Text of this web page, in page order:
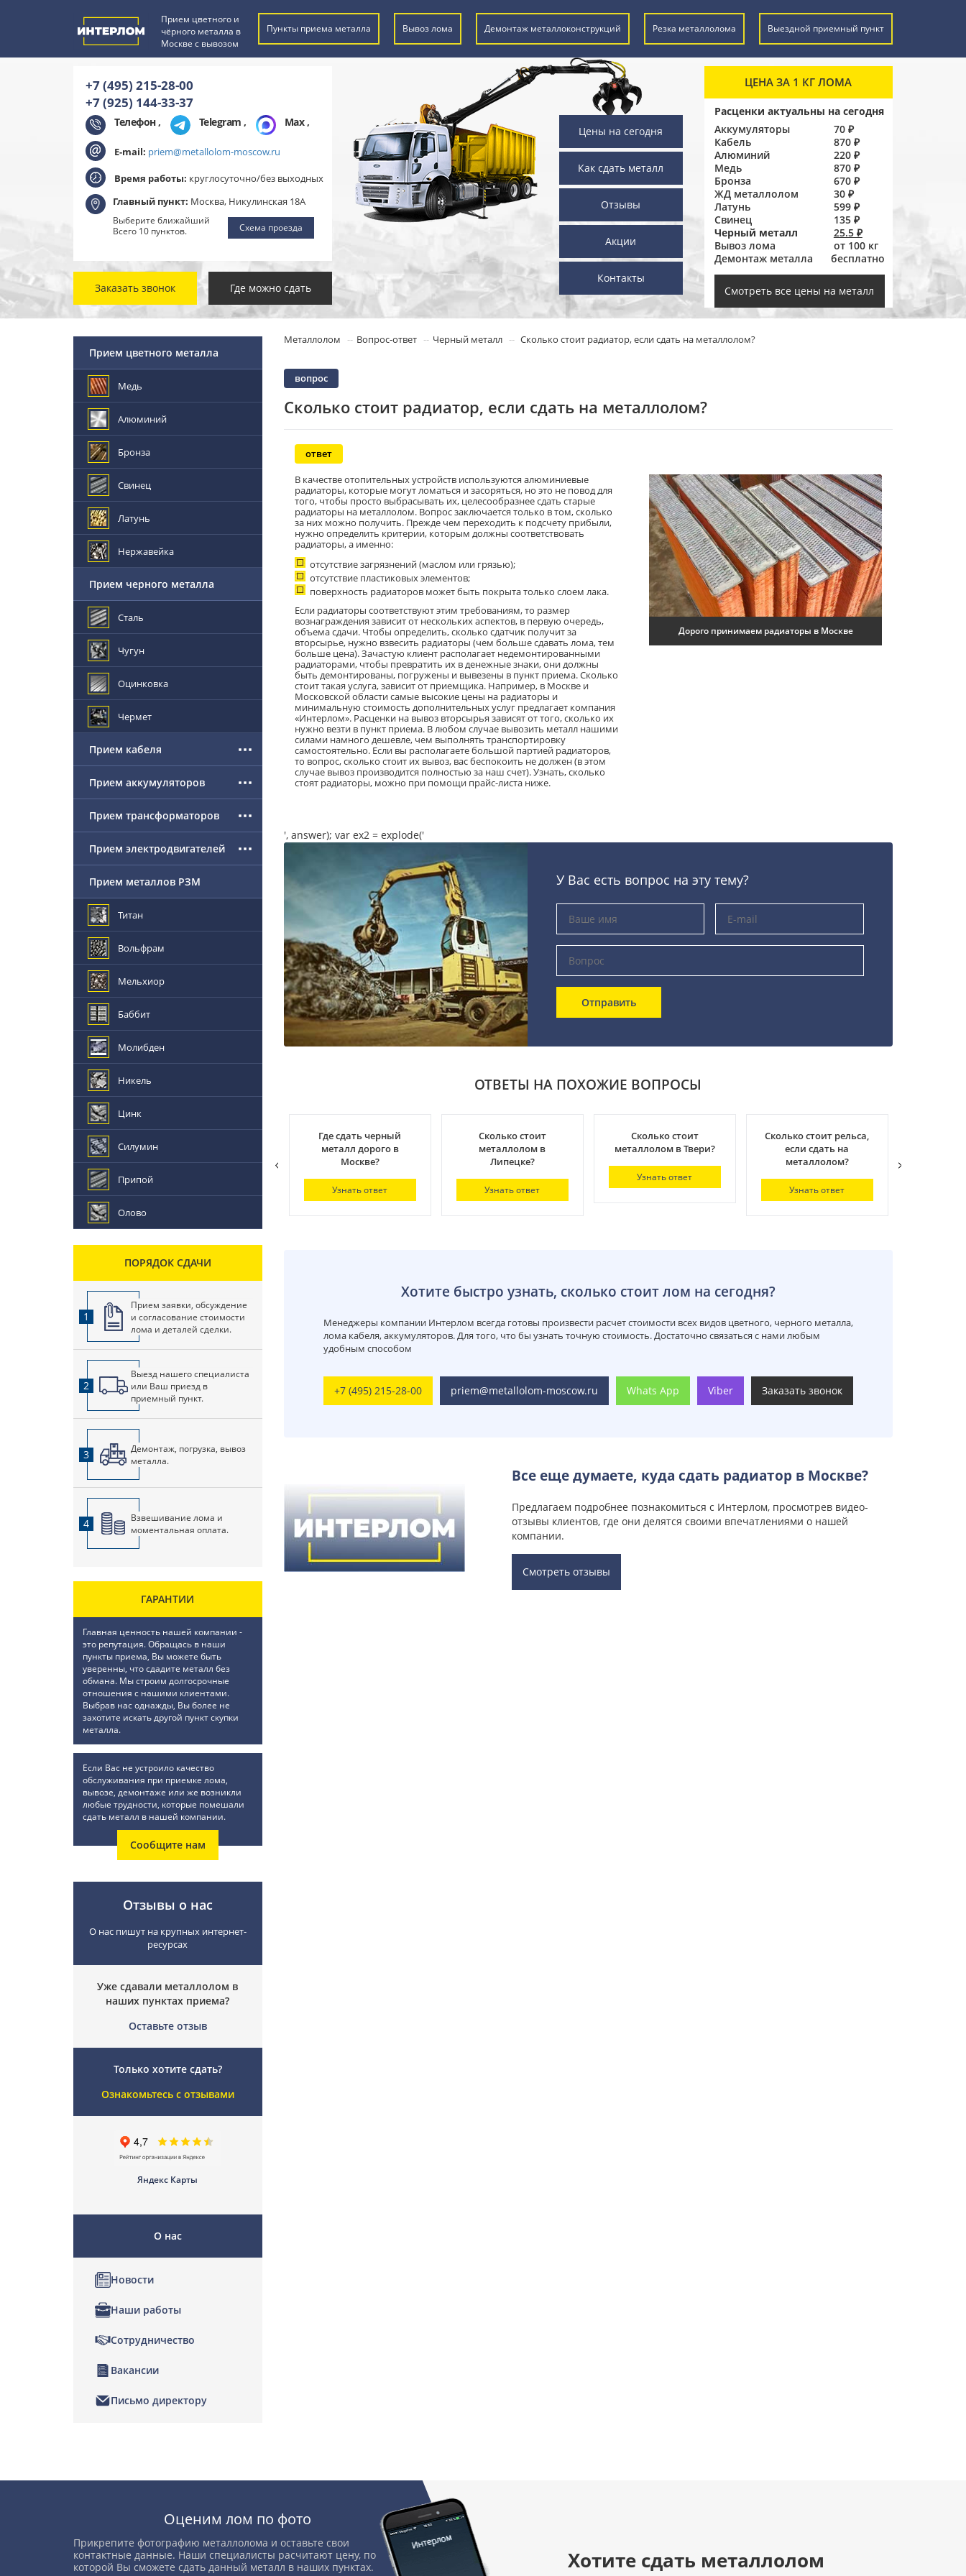
Прием цветного и
чёрного металла в
Москве с вывозом
Пункты приема металла Вывоз лома Демонтаж металлоконструкций Резка металлолома Выездной приемный пункт
+7 (495) 215-28-00
+7 (925) 144-33-37
Телефон , Telegram , Max,
E-mail: priem@metallolom-moscow.ru
Время работы: круглосуточно/без выходных
Главный пункт: Москва, Никулинская 18А
Выберите ближайший
Всего 10 пунктов.
Схема проезда
Заказать звонок Где можно сдать
ЦЕНА ЗА 1 КГ ЛОМА
Расценки актуальны на сегодня
Аккумуляторы
70 ₽
Кабель
870 ₽
Алюминий
220 ₽
Медь
870 ₽
Бронза
670 ₽
ЖД металлолом
30 ₽
Латунь
599 ₽
Свинец
135 ₽
Черный металл
25.5 ₽
Вывоз лома
от 100 кг
Демонтаж металла
бесплатно
Смотреть все цены на металл
Цены на сегодня
Как сдать металл
Отзывы
Акции
Контакты
Металлолом Вопрос-ответ Черный металл Сколько стоит радиатор, если сдать на металлолом?
вопрос
Сколько стоит радиатор, если сдать на металлолом?
ответ
В качестве отопительных устройств используются алюминиевые
радиаторы, которые могут ломаться и засоряться, но это не повод для
того, чтобы просто выбрасывать их, целесообразнее сдать старые
радиаторы на металлолом. Вопрос заключается только в том, сколько
за них можно получить. Прежде чем переходить к подсчету прибыли,
нужно определить критерии, которым должны соответствовать
радиаторы, а именно:
отсутствие загрязнений (маслом или грязью);
отсутствие пластиковых элементов;
поверхность радиаторов может быть покрыта только слоем лака.
Если радиаторы соответствуют этим требованиям, то размер
вознаграждения зависит от нескольких аспектов, в первую очередь,
объема сдачи. Чтобы определить, сколько сдатчик получит за
вторсырье, нужно взвесить радиаторы (чем больше сдавать лома, тем
больше цена). Зачастую клиент располагает недемонтированными
радиаторами, чтобы превратить их в денежные знаки, они должны
быть демонтированы, погружены и вывезены в пункт приема. Сколько
стоит такая услуга, зависит от приемщика. Например, в Москве и
Московской области самые высокие цены на радиаторы и
минимальную стоимость дополнительных услуг предлагает компания
«Интерлом». Расценки на вывоз вторсырья зависят от того, сколько их
нужно везти в пункт приема. В любом случае вывозить металл нашими
силами намного дешевле, чем выполнять транспортировку
самостоятельно. Если вы располагаете большой партией радиаторов,
то вопрос, сколько стоит их вывоз, вас беспокоить не должен (в этом
случае вывоз производится полностью за наш счет). Узнать, сколько
стоят радиаторы, можно при помощи прайс-листа ниже.
Дорого принимаем радиаторы в Москве
', answer); var ex2 = explode('
У Вас есть вопрос на эту тему?
Отправить
ОТВЕТЫ НА ПОХОЖИЕ ВОПРОСЫ
Сколько стоит рельса,
металлолом?
радиатор, если сдать
на металлолом?
Где сдать черный
металл дорого в
Москве?
Узнать ответ
Сколько стоит
металлолом в
Липецке?
Узнать ответ
Сколько стоит
металлолом в Твери?
Узнать ответ
Сколько стоит рельса,
если сдать на
металлолом?
Узнать ответ
Хотите быстро узнать, сколько стоит лом на сегодня?
Менеджеры компании Интерлом всегда готовы произвести расчет стоимости всех видов цветного, черного металла,
лома кабеля, аккумуляторов. Для того, что бы узнать точную стоимость. Достаточно связаться с нами любым
удобным способом
+7 (495) 215-28-00 priem@metallolom-moscow.ru Whats App Viber Заказать звонок
Все еще думаете, куда сдать радиатор в Москве?
Предлагаем подробнее познакомиться с Интерлом, просмотрев видео-
отзывы клиентов, где они делятся своими впечатлениями о нашей
компании.
Смотреть отзывы
Прием цветного металла
Медь
Алюминий
Бронза
Свинец
Латунь
Нержавейка
Прием черного металла
Сталь
Чугун
Оцинковка
Чермет
Прием кабеля
Прием аккумуляторов
Прием трансформаторов
Прием электродвигателей
Прием металлов РЗМ
Титан
Вольфрам
Мельхиор
Баббит
Молибден
Никель
Цинк
Силумин
Припой
Олово
ПОРЯДОК СДАЧИ
1
Прием заявки, обсуждение
и согласование стоимости
лома и деталей сделки.
2
Выезд нашего специалиста
или Ваш приезд в
приемный пункт.
3
Демонтаж, погрузка, вывоз
металла.
4
Взвешивание лома и
моментальная оплата.
ГАРАНТИИ
Главная ценность нашей компании -
это репутация. Обращась в наши
пункты приема, Вы можете быть
уверенны, что сдадите металл без
обмана. Мы строим долгосрочные
отношения с нашими клиентами.
Выбрав нас однажды, Вы более не
захотите искать другой пункт скупки
металла.
Если Вас не устроило качество
обслуживания при приемке лома,
вывозе, демонтаже или же возникли
любые трудности, которые помешали
сдать металл в нашей компании.
Сообщите нам
Отзывы о нас
О нас пишут на крупных интернет-
ресурсах
Уже сдавали металлолом в
наших пунктах приема?
Оставьте отзыв
Только хотите сдать?
Ознакомьтесь с отзывами
Яндекс Карты
О нас
Новости
Наши работы
Сотрудничество
Вакансии
Письмо директору
Хотите сдать металлолом
Оценим лом по фото
Прикрепите фотографию металлолома и оставьте свои
контактные данные. Наши специалисты расчитают цену, по
которой Вы сможете сдать данный металл в наших пунктах.